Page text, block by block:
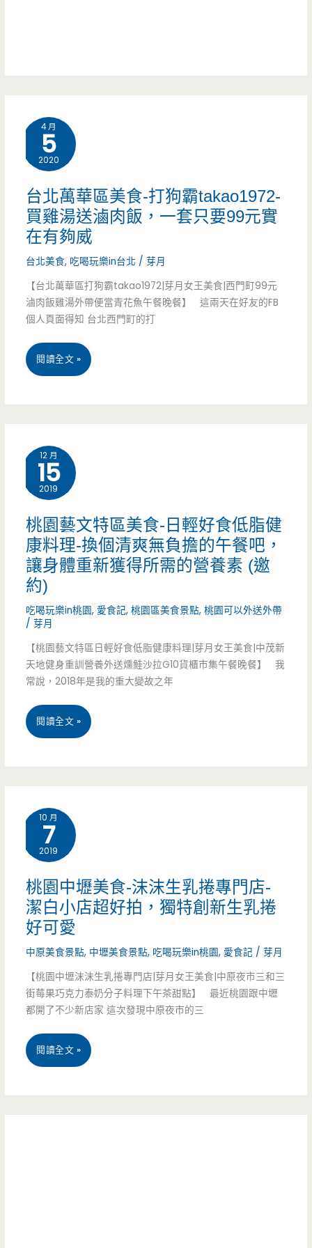
刻，
還
有
榴
槤
披
薩
銅
美
食，
大
碗
只
要
45
元
撐
4 月
5
2020
台北萬華區美食-打狗霸takao1972-
買雞湯送滷肉飯，一套只要99元實
在有夠威
台北美食, 吃喝玩樂in台北 /芽月
【台北萬華區打狗霸takao1972|芽月女王美食|西門町99元
滷肉飯雞湯外帶便當青花魚午餐晚餐】 這兩天在好友的FB
個人頁面得知 台北西門町的打
台
區
美
食-
打
狗
霸
takao1972-
買
雞
湯
送
飯，
套
只
要
實
有
威
閱讀全文 »
12 月
15
2019
桃園藝文特區美食-日輕好食低脂健
康料理-換個清爽無負擔的午餐吧，
讓身體重新獲得所需的營養素 (邀
約)
吃喝玩樂in桃園, 愛食記,桃園區美食景點,桃園可以外送外帶
/芽月
【桃園藝文特區日輕好食低脂健康料理|芽月女王美食|中茂新
天地健身重訓營養外送燻鮭沙拉G10貨櫃市集午餐晚餐】 我
常說，2018年是我的重大變故之年
桃
特
區
美
食-
日
輕
好
食
低
脂
閱讀全文 »
10 月
7
2019
桃園中壢美食-沫沫生乳捲專門店-
潔白小店超好拍，獨特創新生乳捲
好可愛
中原美食景點, 中壢美食景點, 吃喝玩樂in桃園, 愛食記 /芽月
【桃園中壢沫沫生乳捲專門店|芽月女王美食|中原夜市三和三
街莓果巧克力泰奶分子料理下午茶甜點】 最近桃園跟中壢
都開了不少新店家 這次發現中原夜市的三
桃
閱讀全文 »